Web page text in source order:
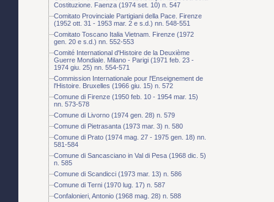
Costituzione. Faenza (1974 set. 10) n. 547
Comitato Provinciale Partigiani della Pace. Firenze
(1952 ott. 31 - 1953 mar. 2 e s.d.) nn. 548-551
Comitato Toscano Italia Vietnam. Firenze (1972
gen. 20 e s.d.) nn. 552-553
Comité International d'Histoire de la Deuxième
Guerre Mondiale. Milano - Parigi (1971 feb. 23 -
1974 giu. 25) nn. 554-571
Commission Internationale pour l'Enseignement de
l'Histoire. Bruxelles (1966 giu. 15) n. 572
Comune di Firenze (1950 feb. 10 - 1954 mar. 15)
nn. 573-578
Comune di Livorno (1974 gen. 28) n. 579
Comune di Pietrasanta (1973 mar. 3) n. 580
Comune di Prato (1974 mag. 27 - 1975 gen. 18) nn.
581-584
Comune di Sancasciano in Val di Pesa (1968 dic. 5)
n. 585
Comune di Scandicci (1973 mar. 13) n. 586
Comune di Terni (1970 lug. 17) n. 587
Confalonieri, Antonio (1968 mag. 28) n. 588